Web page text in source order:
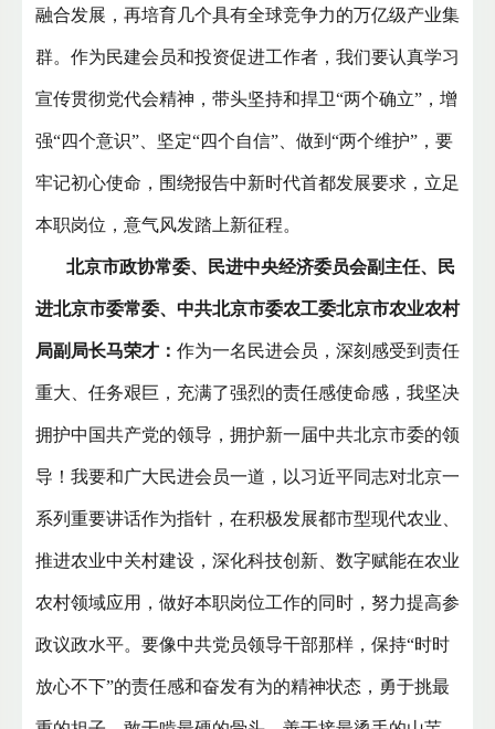
融合发展，再培育几个具有全球竞争力的万亿级产业集
群。作为民建会员和投资促进工作者，我们要认真学习
宣传贯彻党代会精神，带头坚持和捍卫“两个确立”，增
强“四个意识”、坚定“四个自信”、做到“两个维护”，要
牢记初心使命，围绕报告中新时代首都发展要求，立足
本职岗位，意气风发踏上新征程。
北京市政协常委、民进中央经济委员会副主任、民
进北京市委常委、中共北京市委农工委北京市农业农村
局副局长马荣才： 作为一名民进会员，深刻感受到责任
重大、任务艰巨，充满了强烈的责任感使命感，我坚决
拥护中国共产党的领导，拥护新一届中共北京市委的领
导！我要和广大民进会员一道，以习近平同志对北京一
系列重要讲话作为指针，在积极发展都市型现代农业、
推进农业中关村建设，深化科技创新、数字赋能在农业
农村领域应用，做好本职岗位工作的同时，努力提高参
政议政水平。要像中共党员领导干部那样，保持“时时
放心不下”的责任感和奋发有为的精神状态，勇于挑最